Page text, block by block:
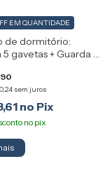
de dormitório:
gavetas + Guarda -
sem juros
EM QUANTIDADE